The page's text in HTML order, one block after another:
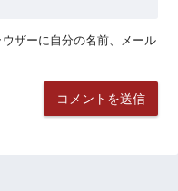
ザーに自分の名前、メール